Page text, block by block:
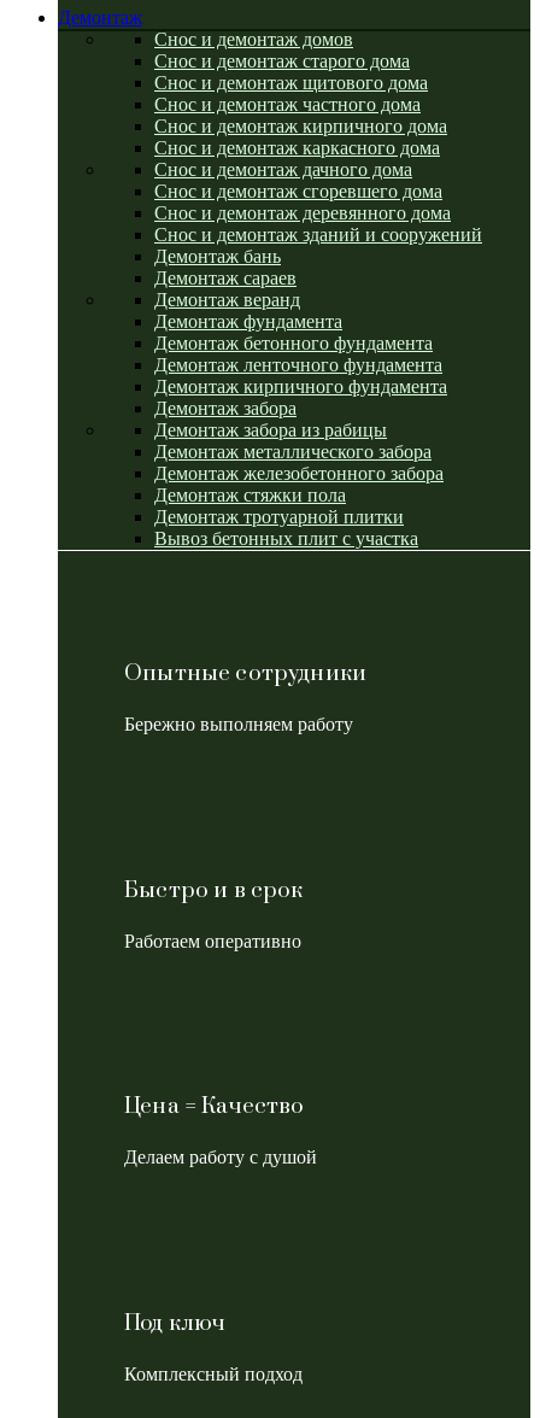
Демонтаж
Снос и демонтаж домов
Снос и демонтаж старого дома
Снос и демонтаж щитового дома
Снос и демонтаж частного дома
Снос и демонтаж кирпичного дома
Снос и демонтаж каркасного дома
Снос и демонтаж дачного дома
Снос и демонтаж сгоревшего дома
Снос и демонтаж деревянного дома
Снос и демонтаж зданий и сооружений
Демонтаж бань
Демонтаж сараев
Демонтаж веранд
Демонтаж фундамента
Демонтаж бетонного фундамента
Демонтаж ленточного фундамента
Демонтаж кирпичного фундамента
Демонтаж забора
Демонтаж забора из рабицы
Демонтаж металлического забора
Демонтаж железобетонного забора
Демонтаж стяжки пола
Демонтаж тротуарной плитки
Вывоз бетонных плит с участка
Опытные сотрудники
Бережно выполняем работу
Быстро и в срок
Работаем оперативно
Цена = Качество
Делаем работу с душой
Под ключ
Комплексный подход